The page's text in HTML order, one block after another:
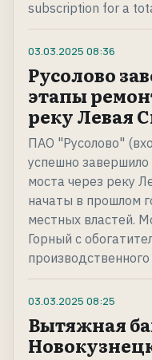
subscription for a
03.03.2025 08:36
Русолово
этапы
реку Левая
ПАО "Русолово"
успешно
моста через реку
начаты в прошлом
местных властей.
Горный с
03.03.2025 08:25
Вытяжная